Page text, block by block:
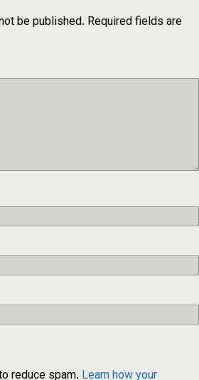
be published. Required fields are
reduce spam. Learn how your